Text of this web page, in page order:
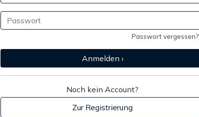
Passwort vergessen?
Anmelden ›
Noch kein Account?
Zur Registrierung